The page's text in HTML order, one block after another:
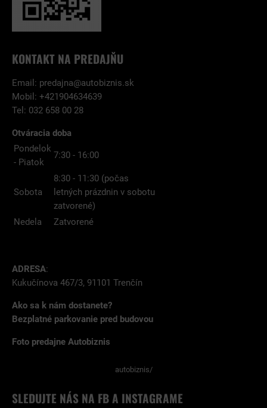
KONTAKT NA PREDAJŇU
Email: predajna@autobiznis.sk
Mobil: +421904634639
Tel: 032 658 00 28
Otváracia doba
Pondelok
- Piatok
7:30 - 16:00
Sobota
8:30 - 11:30 (počas
letných prázdnin v sobotu
zatvorené)
Nedela
Zatvorené
ADRESA:
Kukučínova 467/3, 91101 Trenčín
Ako sa k nám dostanete?
Bezplatné parkovanie pred budovou
Foto predajne Autobiznis
autobiznis/
SLEDUJTE NÁS NA FB A INSTAGRAME